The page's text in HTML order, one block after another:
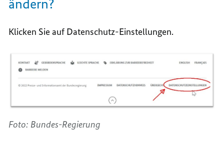
ändern?
Klicken Sie auf Datenschutz-Einstellungen.
Foto: Bundes-Regierung